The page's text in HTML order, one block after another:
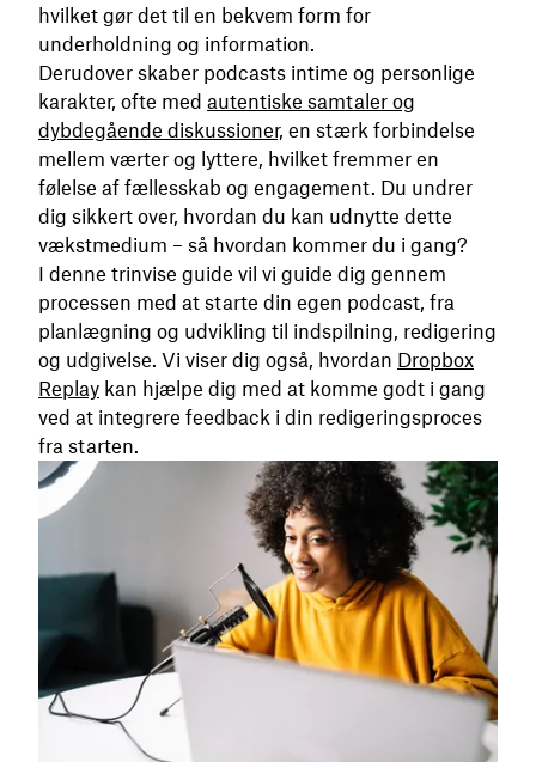
hvilket gør det til en bekvem form for
underholdning og information.
Derudover skaber podcasts intime og personlige
karakter, ofte med autentiske samtaler og
dybdegående diskussioner, en stærk forbindelse
mellem værter og lyttere, hvilket fremmer en
følelse af fællesskab og engagement. Du undrer
dig sikkert over, hvordan du kan udnytte dette
vækstmedium – så hvordan kommer du i gang?
I denne trinvise guide vil vi guide dig gennem
processen med at starte din egen podcast, fra
planlægning og udvikling til indspilning, redigering
og udgivelse. Vi viser dig også, hvordan Dropbox
Replay kan hjælpe dig med at komme godt i gang
ved at integrere feedback i din redigeringsproces
fra starten.